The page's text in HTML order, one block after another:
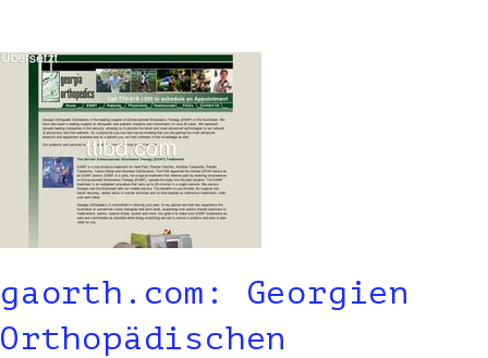
gaorth.com: Georgien
Orthopädischen